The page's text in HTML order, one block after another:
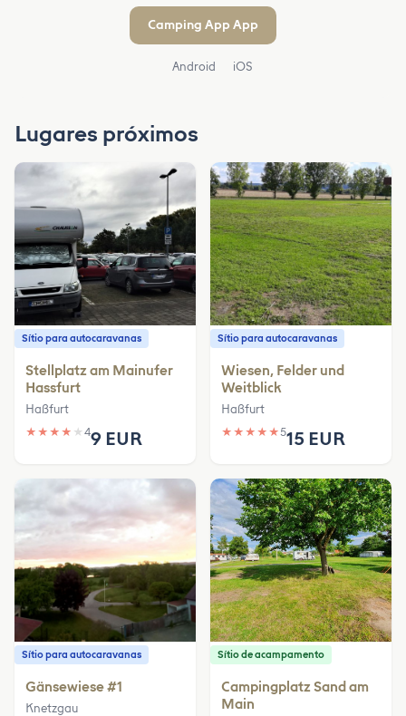
Camping App App
Android iOS
Lugares próximos
Sítio para autocaravanas
Stellplatz am Mainufer
Hassfurt
Haßfurt
★ ★ ★ ★ ★ 49 EUR
Sítio para autocaravanas
Wiesen, Felder und
Weitblick
Haßfurt
★ ★ ★ ★ ★515 EUR
Sítio para autocaravanas
Gänsewiese #1
Knetzgau
Sítio de acampamento
Campingplatz Sand am
Main